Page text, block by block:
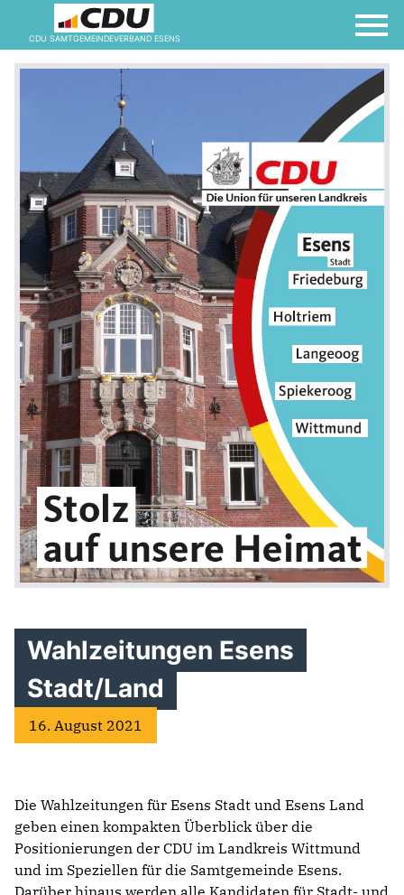
CDU SAMTGEMEINDEVERBAND ESENS
Wahlzeitungen Esens
Stadt/Land
16. August 2021
Die Wahlzeitungen für Esens Stadt und Esens Land
geben einen kompakten Überblick über die
Positionierungen der CDU im Landkreis Wittmund
und im Speziellen für die Samtgemeinde Esens.
Darüber hinaus werden alle Kandidaten für Stadt- und